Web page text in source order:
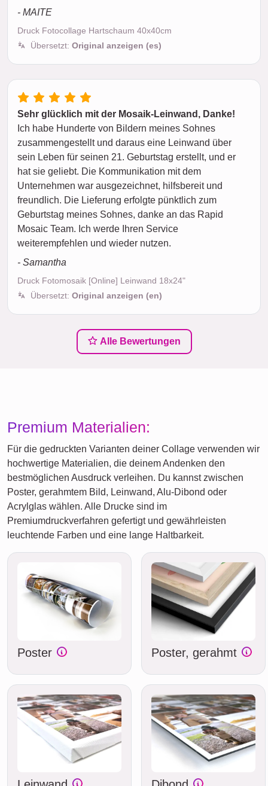
- MAITE
Druck Fotocollage Hartschaum 40x40cm
Übersetzt: Original anzeigen (es)
Sehr glücklich mit der Mosaik-Leinwand, Danke!
Ich habe Hunderte von Bildern meines Sohnes
zusammengestellt und daraus eine Leinwand über
sein Leben für seinen 21. Geburtstag erstellt, und er
hat sie geliebt. Die Kommunikation mit dem
Unternehmen war ausgezeichnet, hilfsbereit und
freundlich. Die Lieferung erfolgte pünktlich zum
Geburtstag meines Sohnes, danke an das Rapid
Mosaic Team. Ich werde Ihren Service
weiterempfehlen und wieder nutzen.
- Samantha
Druck Fotomosaik [Online] Leinwand 18x24"
Übersetzt: Original anzeigen (en)
Alle Bewertungen
Premium Materialien:
Für die gedruckten Varianten deiner Collage verwenden wir
hochwertige Materialien, die deinem Andenken den
bestmöglichen Ausdruck verleihen. Du kannst zwischen
Poster, gerahmtem Bild, Leinwand, Alu-Dibond oder
Acrylglas wählen. Alle Drucke sind im
Premiumdruckverfahren gefertigt und gewährleisten
leuchtende Farben und eine lange Haltbarkeit.
Poster Poster, gerahmt